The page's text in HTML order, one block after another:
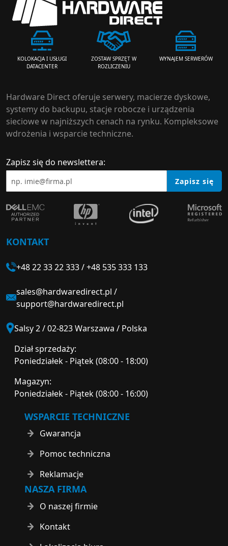
KOLOKACJA I USŁUGI
DATACENTER
ZOSTAW SPRZĘT W
ROZLICZENIU
WYNAJEM SERWERÓW
Hardware Direct oferuje serwery, macierze dyskowe,
systemy do backupu, stacje robocze i urządzenia
sieciowe w najniższych cenach na rynku. Kompleksowe
wdrożenia i wsparcie techniczne.
Zapisz się do newslettera:
Zapisz się
KONTAKT
+48 22 33 22 333/+48 535 333 133
sales@hardwaredirect.pl /
support@hardwaredirect.pl
Salsy 2 / 02-823 Warszawa / Polska
Dział sprzedaży:
Poniedziałek - Piątek (08:00 - 18:00)
Magazyn:
Poniedziałek - Piątek (08:00 - 16:00)
WSPARCIE TECHNICZNE
Gwarancja
Pomoc techniczna
Reklamacje
NASZA FIRMA
O naszej firmie
Kontakt